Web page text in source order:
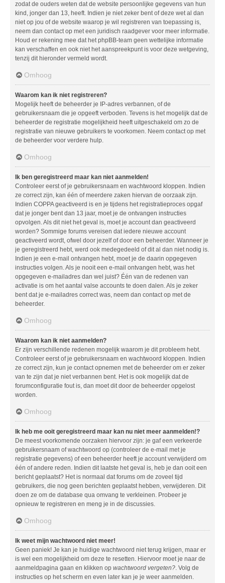
zodat de ouders weten dat de website persoonlijke gegevens van hun
kind, jonger dan 13, heeft. Indien je niet zeker bent of deze wet al dan
niet op jou of de website waarop je wil registreren van toepassing is,
neem dan contact op met een juridisch raadgever voor meer informatie.
Houd er rekening mee dat het phpBB-team geen wettelijke informatie
kan verschaffen en ook niet het aanspreekpunt is voor deze wetgeving,
tenzij dit hieronder vermeld wordt.
Omhoog
Waarom kan ik niet registreren?
Mogelijk heeft de beheerder je IP-adres verbannen, of de
gebruikersnaam die je opgeeft verboden. Tevens is het mogelijk dat de
beheerder de registratie mogelijkheid heeft uitgeschakeld om zo de
registratie van nieuwe gebruikers te voorkomen. Neem contact op met
de beheerder voor verdere hulp.
Omhoog
Ik ben geregistreerd maar kan niet aanmelden!
Controleer eerst of je gebruikersnaam en wachtwoord kloppen. Indien
ze correct zijn, kan één of meerdere zaken hiervan de oorzaak zijn.
Indien COPPA geactiveerd is en je tijdens het registratieproces opgaf
dat je jonger bent dan 13 jaar, moet je de ontvangen instructies
opvolgen. Als dit niet het geval is, moet je account dan geactiveerd
worden? Sommige forums vereisen dat iedere nieuwe account
geactiveerd wordt, ofwel door jezelf of door een beheerder. Wanneer je
je geregistreerd hebt, werd ook medegedeeld of dit al dan niet nodig is.
Indien je een e-mail ontvangen hebt, moet je de daarin opgegeven
instructies volgen. Als je nooit een e-mail ontvangen hebt, was het
opgegeven e-mailadres dan wel juist? Één van de redenen van
activatie is om het aantal valse accounts te doen dalen. Als je zeker
bent dat je e-mailadres correct was, neem dan contact op met de
beheerder.
Omhoog
Waarom kan ik niet aanmelden?
Er zijn verschillende redenen mogelijk waarom je dit probleem hebt.
Controleer eerst of je gebruikersnaam en wachtwoord kloppen. Indien
ze correct zijn, kun je contact opnemen met de beheerder om er zeker
van te zijn dat je niet verbannen bent. Het is ook mogelijk dat de
forumconfiguratie fout is, dan moet dit door de beheerder opgelost
worden.
Omhoog
Ik heb me ooit geregistreerd maar kan nu niet meer aanmelden!?
De meest voorkomende oorzaken hiervoor zijn: je gaf een verkeerde
gebruikersnaam of wachtwoord op (controleer de e-mail met je
registratie gegevens) of een beheerder heeft je account verwijderd om
één of andere reden. Indien dit laatste het geval is, heb je dan ooit een
bericht geplaatst? Het is normaal dat forums om de zoveel tijd
gebruikers, die nog geen berichten geplaatst hebben, verwijderen. Dit
doen ze om de database qua omvang te verkleinen. Probeer je
opnieuw te registreren en meng je in de discussies.
Omhoog
Ik weet mijn wachtwoord niet meer!
Geen paniek! Je kan je huidige wachtwoord niet terug krijgen, maar er
is wel een mogelijkheid om deze te resetten. Hiervoor moet je naar de
aanmeldpagina gaan en klikken op wachtwoord vergeten?. Volg de
instructies op het scherm en even later kan je je weer aanmelden.